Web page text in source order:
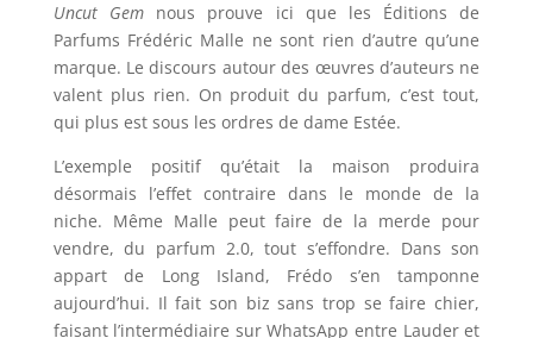
Uncut Gemnous prouve ici que les Éditions de
Parfums Frédéric Malle ne sont rien d’autre qu’une
marque. Le discours autour des œuvres d’auteurs ne
valent plus rien. On produit du parfum, c’est tout,
qui plus est sous les ordres de dame Estée.
L’exemple positif qu’était la maison produira
désormais l’effet contraire dans le monde de la
niche. Même Malle peut faire de la merde pour
vendre, du parfum 2.0, tout s’effondre. Dans son
appart de Long Island, Frédo s’en tamponne
aujourd’hui. Il fait son biz sans trop se faire chier,
faisant l’intermédiaire sur WhatsApp entre Lauder et